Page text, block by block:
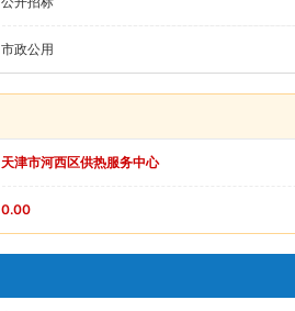
市政公用
天津市河西区供热服务中心
0.00